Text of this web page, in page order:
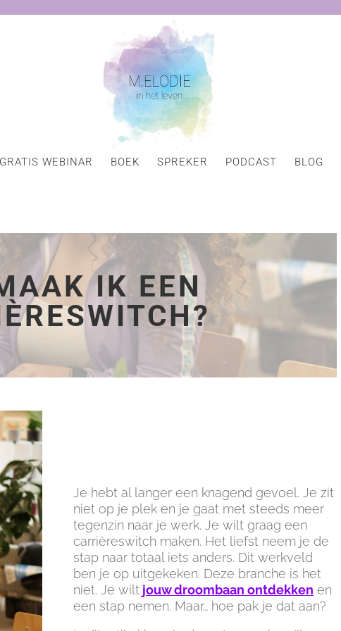
WEBINAR BOEK SPREKER PODCAST BLOG
IK EEN
Je hebt al langer een knagend gevoel. Je zit
niet op je plek en je gaat met steeds meer
tegenzin naar je werk. Je wilt graag een
carrièreswitch maken. Het liefst neem je de
stap naar totaal iets anders. Dit werkveld
ben je op uitgekeken. Deze branche is het
niet. Je wilt jouw droombaan ontdekken en
een stap nemen. Maar… hoe pak je dat aan?